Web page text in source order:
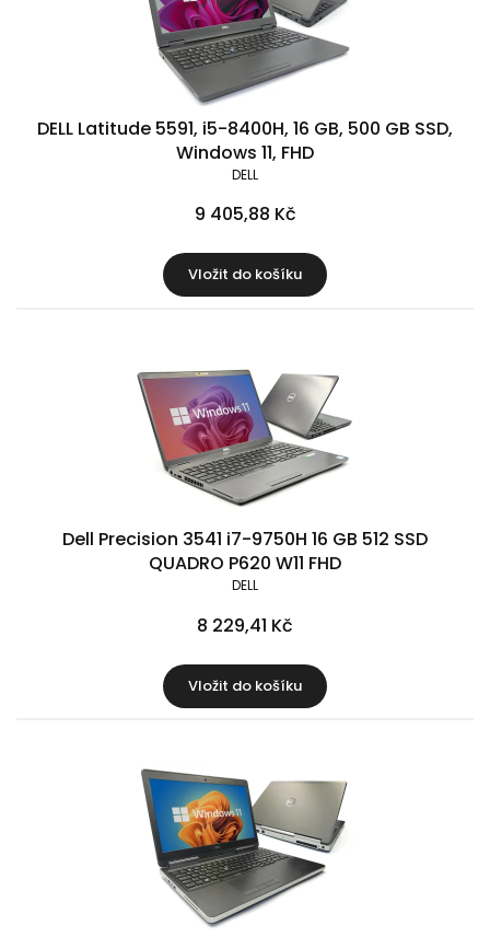
DELL Latitude 5591, i5-8400H, 16 GB, 500 GB SSD,
Windows 11, FHD
DELL
9 405,88 Kč
Vložit do košíku
Dell Precision 3541 i7-9750H 16 GB 512 SSD
QUADRO P620 W11 FHD
DELL
8 229,41 Kč
Vložit do košíku